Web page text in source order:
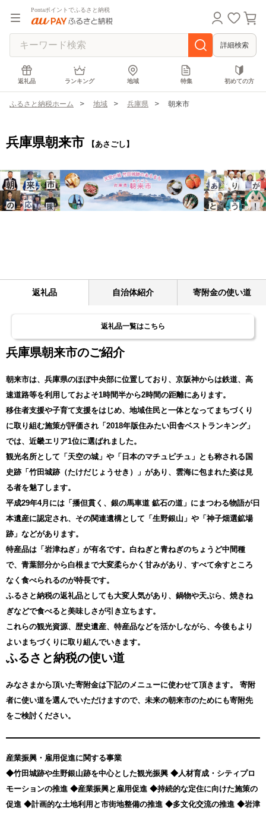
Pontaポイントでふるさと納税
詳細検索
返礼品 ランキング 地域 特集 初めての方
ふるさと納税ホーム 地域 兵庫県 朝来市
兵庫県朝来市 【あさごし】
返礼品 自治体紹介 寄附金の使い道
返礼品一覧はこちら
兵庫県朝来市のご紹介
朝来市は、兵庫県のほぼ中央部に位置しており、京阪神からは鉄道、高
速道路等を利用しておよそ1時間半から2時間の距離にあります。
移住者支援や子育て支援をはじめ、地域住民と一体となってまちづくり
に取り組む施策が評価され「2018年版住みたい田舎ベストランキング」
では、近畿エリア1位に選ばれました。
観光名所として「天空の城」や「日本のマチュピチュ」とも称される国
史跡「竹田城跡（たけだじょうせき）」があり、雲海に包まれた姿は見
る者を魅了します。
平成29年4月には「播但貫く、銀の馬車道 鉱石の道」にまつわる物語が日
本遺産に認定され、その関連遺構として「生野銀山」や「神子畑選鉱場
跡」などがあります。
特産品は「岩津ねぎ」が有名です。白ねぎと青ねぎのちょうど中間種
で、青葉部分から白根まで大変柔らかく甘みがあり、すべて余すところ
なく食べられるのが特長です。
ふるさと納税の返礼品としても大変人気があり、鍋物や天ぷら、焼きね
ぎなどで食べると美味しさが引き立ちます。
これらの観光資源、歴史遺産、特産品などを活かしながら、今後もより
よいまちづくりに取り組んでいきます。
ふるさと納税の使い道
みなさまから頂いた寄附金は下記のメニューに使わせて頂きます。
寄附
者に使い道を選んでいただけますので、未来の朝来市のためにも寄附先
をご検討ください。
産業振興・雇用促進に関する事業
◆竹田城跡や生野銀山跡を中心とした観光振興 ◆人材育成・シティプロ
モーションの推進 ◆産業振興と雇用促進 ◆持続的な定住に向けた施策の
促進 ◆計画的な土地利用と市街地整備の推進 ◆多文化交流の推進 ◆岩津